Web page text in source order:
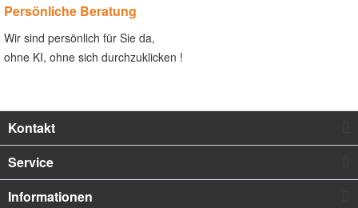
Persönliche Beratung
Wir sind persönlich für Sie da,
ohne KI, ohne sich durchzuklicken !
Kontakt
Service
Informationen